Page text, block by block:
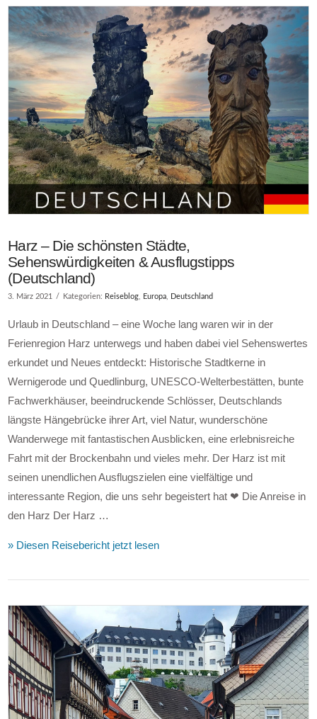
Harz – Die schönsten Städte,
Sehenswürdigkeiten & Ausflugstipps
(Deutschland)
3. März 2021 Kategorien: Reiseblog Europa Deutschland
Urlaub in Deutschland – eine Woche lang waren wir in der
Ferienregion Harz unterwegs und haben dabei viel Sehenswertes
erkundet und Neues entdeckt: Historische Stadtkerne in
Wernigerode und Quedlinburg, UNESCO-Welterbestätten, bunte
Fachwerkhäuser, beeindruckende Schlösser, Deutschlands
längste Hängebrücke ihrer Art, viel Natur, wunderschöne
Wanderwege mit fantastischen Ausblicken, eine erlebnisreiche
Fahrt mit der Brockenbahn und vieles mehr. Der Harz ist mit
seinen unendlichen Ausflugszielen eine vielfältige und
interessante Region, die uns sehr begeistert hat ❤ Die Anreise in
den Harz Der Harz …
» Diesen Reisebericht jetzt lesen